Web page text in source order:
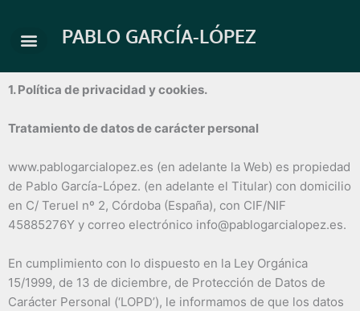
contenido
PABLO GARCÍA-LÓPEZ
1. Política de privacidad y cookies.
Tratamiento de datos de carácter personal
www.pablogarcialopez.es (en adelante la Web) es propiedad
de Pablo García-López. (en adelante el Titular) con domicilio
en C/ Teruel nº 2, Córdoba (España), con CIF/NIF
45885276Y y correo electrónico info@pablogarcialopez.es.
En cumplimiento con lo dispuesto en la Ley Orgánica
15/1999, de 13 de diciembre, de Protección de Datos de
Carácter Personal (‘LOPD’), le informamos de que los datos